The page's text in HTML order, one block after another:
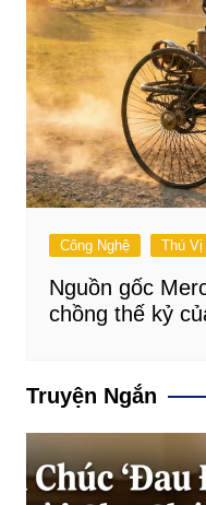
Công Nghệ Thú Vị
Nguồn gốc
chồng thế kỷ
Truyện Ngắn